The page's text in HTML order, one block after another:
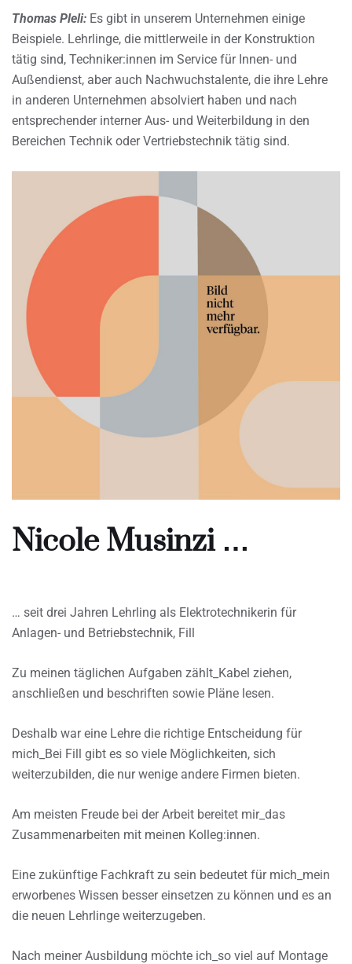
Thomas Pleli: Es gibt in unserem Unternehmen einige
Beispiele. Lehrlinge, die mittlerweile in der Konstruktion
tätig sind, Techniker:innen im Service für Innen- und
Außendienst, aber auch Nachwuchstalente, die ihre Lehre
in anderen Unternehmen absolviert haben und nach
entsprechender interner Aus- und Weiterbildung in den
Bereichen Technik oder Vertriebstechnik tätig sind.
Nicole Musinzi …
… seit drei Jahren Lehrling als Elektrotechnikerin für
Anlagen- und Betriebstechnik, Fill
Zu meinen täglichen Aufgaben zählt_Kabel ziehen,
anschließen und beschriften sowie Pläne lesen.
Deshalb war eine Lehre die richtige Entscheidung für
mich_Bei Fill gibt es so viele Möglichkeiten, sich
weiterzubilden, die nur wenige andere Firmen bieten.
Am meisten Freude bei der Arbeit bereitet mir_das
Zusammenarbeiten mit meinen Kolleg:innen.
Eine zukünftige Fachkraft zu sein bedeutet für mich_mein
erworbenes Wissen besser einsetzen zu können und es an
die neuen Lehrlinge weiterzugeben.
Nach meiner Ausbildung möchte ich_so viel auf Montage